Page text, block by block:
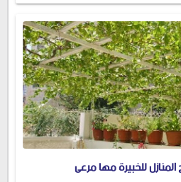
للخبيرة مها مرعى